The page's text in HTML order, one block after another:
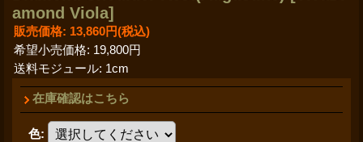
amond Viola]
販売価格: 13,860円(税込)
希望小売価格: 19,800円
送料モジュール: 1cm
在庫確認はこちら
色: